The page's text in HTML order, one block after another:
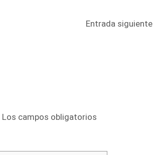
Entrada siguiente
Los campos obligatorios